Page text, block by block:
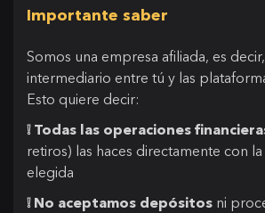
Importante saber
Somos una empresa afiliada, es
intermediario entre tú y las
Esto quiere decir:
❕ Todas las operaciones
retiros) las haces directamente con
elegida
❕ No aceptamos depósitos ni